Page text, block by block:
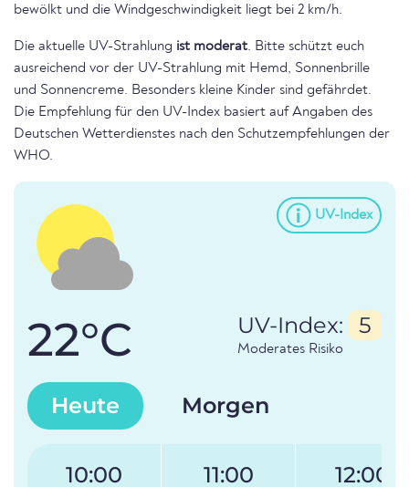
bewölkt und die Windgeschwindigkeit liegt bei 2 km/h.
Die aktuelle UV-Strahlung ist moderat. Bitte schützt euch
ausreichend vor der UV-Strahlung mit Hemd, Sonnenbrille
und Sonnencreme. Besonders kleine Kinder sind gefährdet.
Die Empfehlung für den UV-Index basiert auf Angaben des
Deutschen Wetterdienstes nach den Schutzempfehlungen der
WHO.
UV-Index
22°C UV-Index: 5
Moderates Risiko
Heute Morgen
10:00 11:00 12:00